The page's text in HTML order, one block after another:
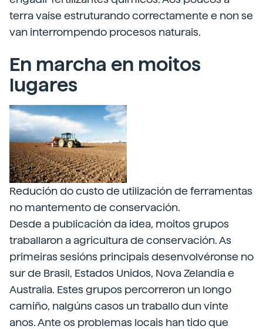
terra vaise estruturando correctamente e non se
van interrompendo procesos naturais.
En marcha en moitos
lugares
Redución do custo de utilización de ferramentas
no mantemento de conservación.
Desde a publicación da idea, moitos grupos
traballaron a agricultura de conservación. As
primeiras sesións principais desenvolvéronse no
sur de Brasil, Estados Unidos, Nova Zelandia e
Australia. Estes grupos percorreron un longo
camiño, nalgúns casos un traballo dun vinte
anos. Ante os problemas locais han tido que